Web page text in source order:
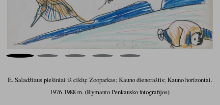
E. Saladžiaus piešiniai iš ciklų: Zooparkas; Kauno dienoraštis; Kauno horizontai.
1976-1988 m. (Rymanto Penkausko fotografijos)